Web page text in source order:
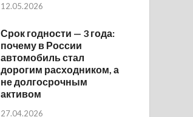
12.05.2026
Срок годности — 3 года:
почему в России
автомобиль стал
дорогим расходником, а
не долгосрочным
активом
27.04.2026